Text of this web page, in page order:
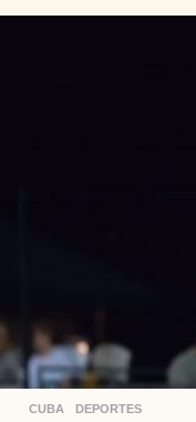
CUBA ,DEPORTES